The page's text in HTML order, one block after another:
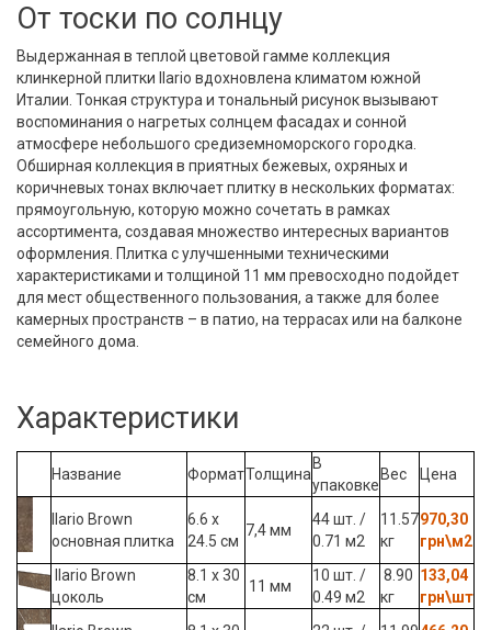
От тоски по солнцу
Выдержанная в теплой цветовой гамме коллекция
клинкерной плитки Ilario вдохновлена климатом южной
Италии. Тонкая структура и тональный рисунок вызывают
воспоминания о нагретых солнцем фасадах и сонной
атмосфере небольшого средиземноморского городка.
Обширная коллекция в приятных бежевых, охряных и
коричневых тонах включает плитку в нескольких форматах:
прямоугольную, которую можно сочетать в рамках
ассортимента, создавая множество интересных вариантов
оформления. Плитка с улучшенными техническими
характеристиками и толщиной 11 мм превосходно подойдет
для мест общественного пользования, а также для более
камерных пространств – в патио, на террасах или на балконе
семейного дома.
Характеристики
Название ФорматТолщина
В
упаковке
Вес Цена
Ilario Brown
основная плитка
6.6 x
24.5 см
7,4 мм
44 шт. /
0.71 м2
11.57
кг
970,30
грн\м2
Ilario Brown
цоколь
8.1 x 30
см
11 мм
10 шт. /
0.49 м2
8.90
кг
133,04
грн\шт